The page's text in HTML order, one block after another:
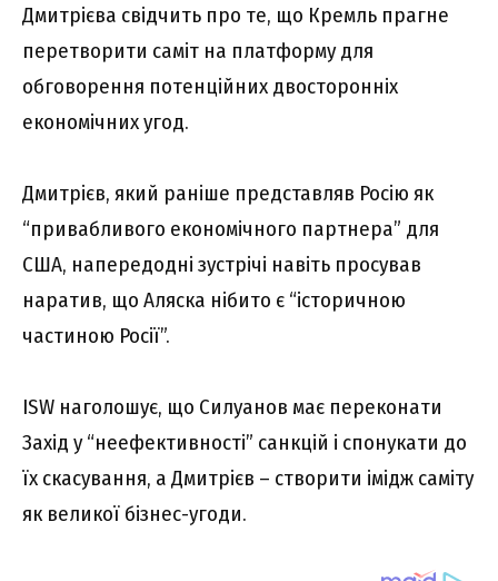
Дмитрієва свідчить про те, що Кремль прагне
перетворити саміт на платформу для
обговорення потенційних двосторонніх
економічних угод.
Дмитрієв, який раніше представляв Росію як
“привабливого економічного партнера” для
США, напередодні зустрічі навіть просував
наратив, що Аляска нібито є “історичною
частиною Росії”.
ISW наголошує, що Силуанов має переконати
Захід у “неефективності” санкцій і спонукати до
їх скасування, а Дмитрієв – створити імідж саміту
як великої бізнес-угоди.